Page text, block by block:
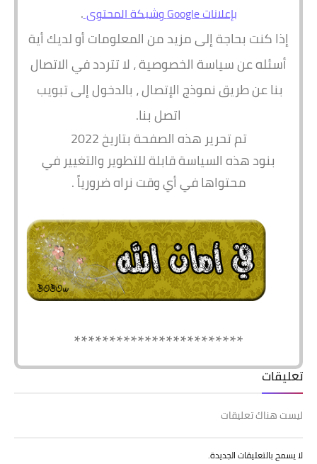
بإعلانات Google وشبكة المحتوى
.
إذا كنت بحاجة إلى مزيد من المعلومات أو لديك أية
أسئله عن سياسة الخصوصية ، لا تتردد في الاتصال
بنا عن طريق نموذج الإتصال ، بالدخول إلى تبويب
اتصل بنا.
تم تحرير هذه الصفحة بتاريخ 2022
بنود هذه السياسة قابلة للتطوير والتغيير في
محتواها في أي وقت نراه ضرورياً .
************************
تعليقات
ليست هناك تعليقات
لا يسمح بالتعليقات الجديدة.